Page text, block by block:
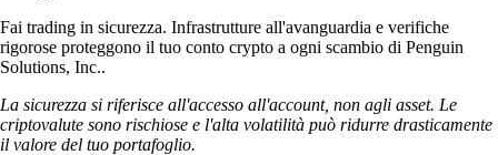
Fai trading in sicurezza. Infrastrutture all'avanguardia e verifiche
rigorose proteggono il tuo conto crypto a ogni scambio di Penguin
Solutions, Inc..
La sicurezza si riferisce all'accesso all'account, non agli asset. Le
criptovalute sono rischiose e l'alta volatilità può ridurre drasticamente
il valore del tuo portafoglio.